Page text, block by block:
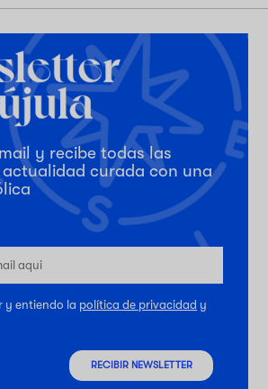
y recibe todas las
curada con una
y entiendo la política de privacidad y
RECIBIR NEWSLETTER